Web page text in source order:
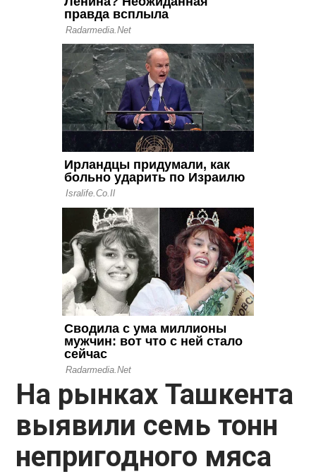
На рынках Ташкента
выявили семь тонн
непригодного мяса